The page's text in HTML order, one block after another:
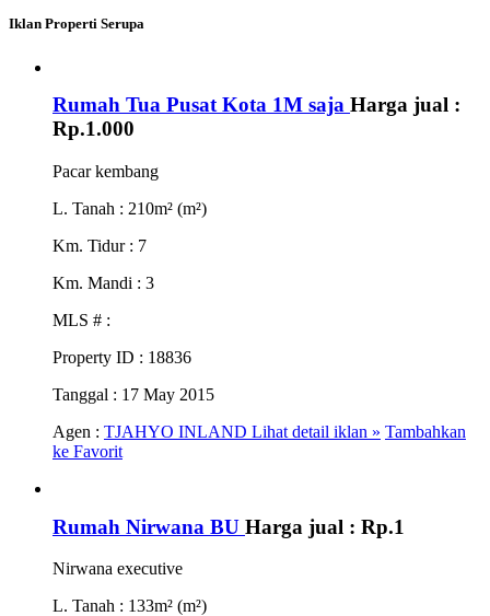
Iklan Properti Serupa
Rumah Tua Pusat Kota 1M saja Harga jual :
Rp.1.000
Pacar kembang
L. Tanah : 210m² (m²)
Km. Tidur : 7
Km. Mandi : 3
MLS # :
Property ID : 18836
Tanggal : 17 May 2015
Agen : TJAHYO INLAND Lihat detail iklan » Tambahkan
ke Favorit
Rumah Nirwana BU Harga jual : Rp.1
Nirwana executive
L. Tanah : 133m² (m²)